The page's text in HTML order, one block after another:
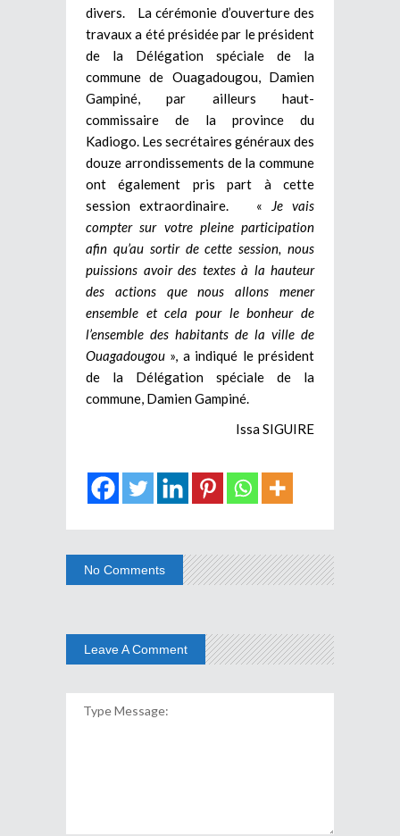
divers. La cérémonie d’ouverture des
travaux a été présidée par le président
de la Délégation spéciale de la
commune de Ouagadougou, Damien
Gampiné, par ailleurs haut-
commissaire de la province du
Kadiogo. Les secrétaires généraux des
douze arrondissements de la commune
ont également pris part à cette
session extraordinaire. «
Je vais
compter sur votre pleine participation
afin qu’au sortir de cette session, nous
puissions avoir des textes à la hauteur
des actions que nous allons mener
ensemble et cela pour le bonheur de
l’ensemble des habitants de la ville de
Ouagadougou », a indiqué le président
de la Délégation spéciale de la
commune, Damien Gampiné.
Issa SIGUIRE
No Comments
Leave A Comment